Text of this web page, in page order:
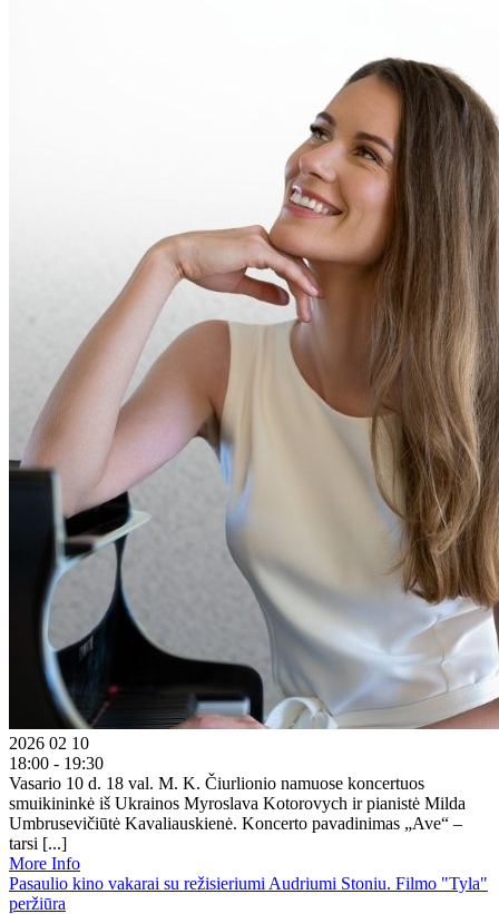
2026 02 10
18:00 - 19:30
Vasario 10 d. 18 val. M. K. Čiurlionio namuose koncertuos
smuikininkė iš Ukrainos Myroslava Kotorovych ir pianistė Milda
Umbrusevičiūtė Kavaliauskienė. Koncerto pavadinimas „Ave“ –
tarsi [...]
More Info
Pasaulio kino vakarai su režisieriumi Audriumi Stoniu. Filmo "Tyla"
peržiūra